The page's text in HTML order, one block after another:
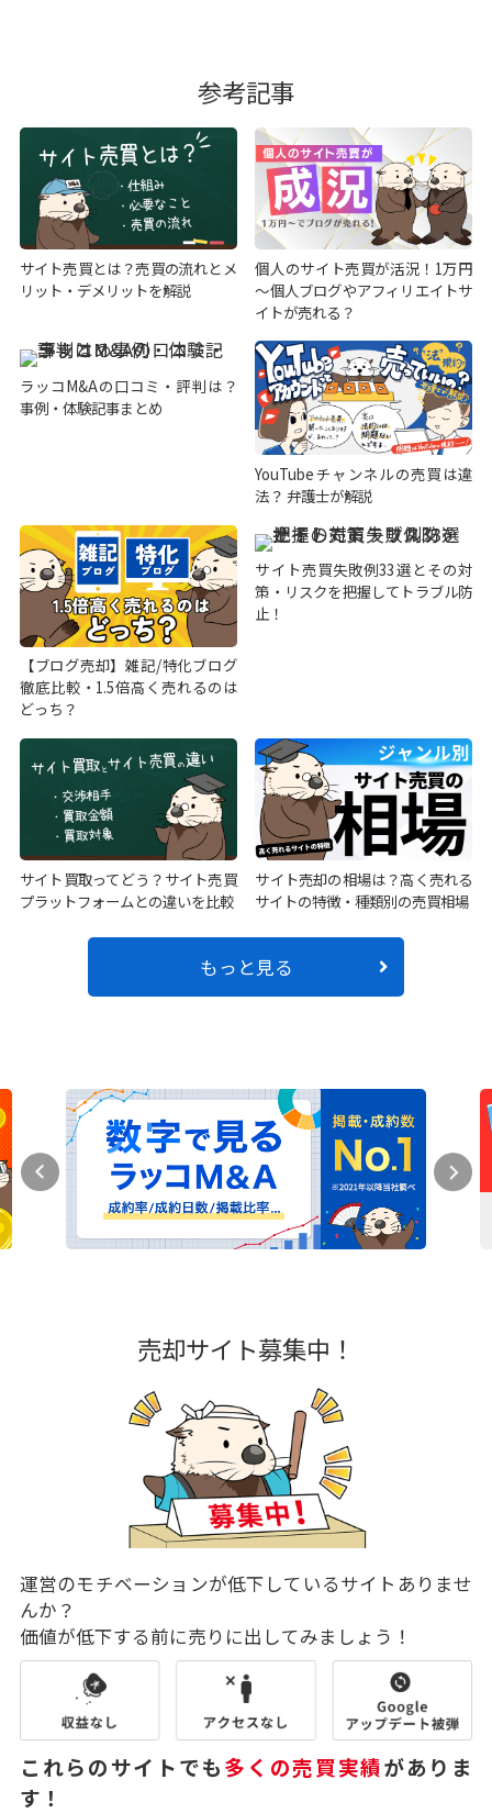
参考記事
サイト売買とは？売買の流れとメ
リット・デメリットを解説
個人のサイト売買が活況！1万円
～個人ブログやアフィリエイトサ
イトが売れる？
ラッコM&Aの口コミ・評判は？
事例・体験記事まとめ
YouTubeチャンネルの売買は違
法？ 弁護士が解説
【ブログ売却】雑記/特化ブログ
徹底比較・1.5倍高く売れるのは
どっち？
サイト売買失敗例33選とその対
策・リスクを把握してトラブル防
止！
サイト買取ってどう？サイト売買
プラットフォームとの違いを比較
サイト売却の相場は？高く売れる
サイトの特徴・種類別の売買相場
もっと見る
売却サイト募集中！
運営のモチベーションが低下しているサイトありませ
んか？
価値が低下する前に売りに出してみましょう！
これらのサイトでも多くの売買実績がありま
す！